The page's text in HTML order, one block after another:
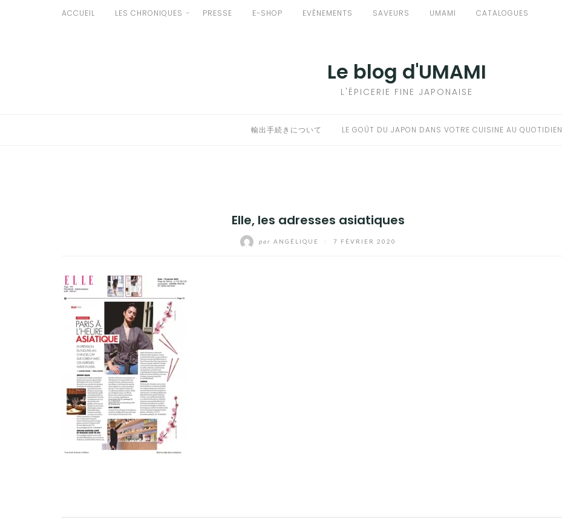
ACCUEIL LES CHRONIQUES PRESSE E-SHOP EVÈNEMENTS SAVEURS UMAMI CATALOGUES
Le blog d'UMAMI
L'ÉPICERIE FINE JAPONAISE
輸出手続きについて LE GOÛT DU JAPON DANS VOTRE CUISINE AU QUOTIDIEN
Elle, les adresses asiatiques
par ANGÉLIQUE 7 FÉVRIER 2020